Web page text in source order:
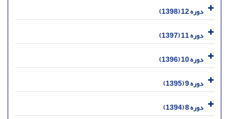
دوره 12 (1398)
دوره 11 (1397)
دوره 10 (1396)
دوره 9 (1395)
دوره 8 (1394)